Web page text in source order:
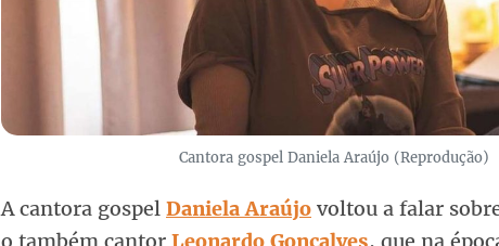
Cantora gospel Daniela Araújo (Reprodução)
A cantora gospel Daniela Araújo voltou a falar